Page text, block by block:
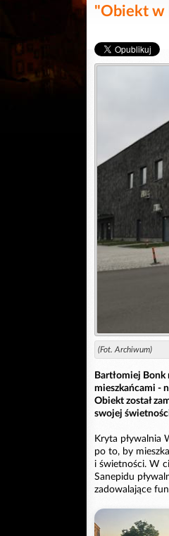
"Obiekt w
(Fot. Archiwum)
Bartłomiej
mieszkańcami -
Obiekt został
swojej
Kryta pływalnia
po to, by
i świetności. W
Sanepidu
zadowalające